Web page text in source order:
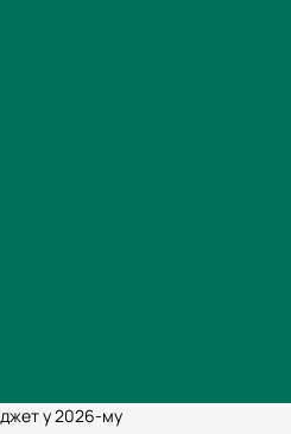
у 2026-му